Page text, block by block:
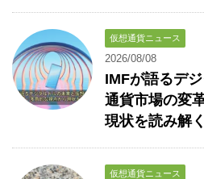
仮想通貨ニュース
2026/08/08
IMFが語るデ
通貨市場の変
現状を読み解く
仮想通貨ニュース